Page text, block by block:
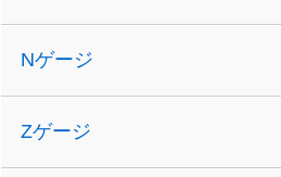
Nゲージ
Zゲージ